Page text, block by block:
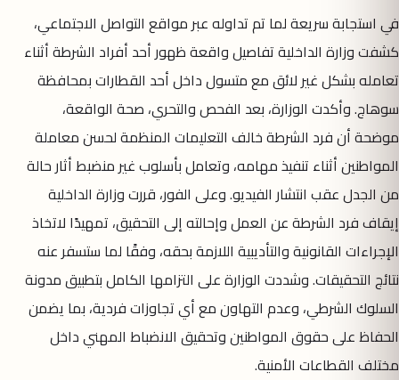
في استجابة سريعة لما تم تداوله عبر مواقع التواصل الاجتماعي،
كشفت وزارة الداخلية تفاصيل واقعة ظهور أحد أفراد الشرطة أثناء
تعامله بشكل غير لائق مع متسول داخل أحد القطارات بمحافظة
سوهاج. وأكدت الوزارة، بعد الفحص والتحري، صحة الواقعة،
موضحة أن فرد الشرطة خالف التعليمات المنظمة لحسن معاملة
المواطنين أثناء تنفيذ مهامه، وتعامل بأسلوب غير منضبط أثار حالة
من الجدل عقب انتشار الفيديو. وعلى الفور، قررت وزارة الداخلية
إيقاف فرد الشرطة عن العمل وإحالته إلى التحقيق، تمهيدًا لاتخاذ
الإجراءات القانونية والتأديبية اللازمة بحقه، وفقًا لما ستسفر عنه
نتائج التحقيقات. وشددت الوزارة على التزامها الكامل بتطبيق مدونة
السلوك الشرطي، وعدم التهاون مع أي تجاوزات فردية، بما يضمن
الحفاظ على حقوق المواطنين وتحقيق الانضباط المهني داخل
مختلف القطاعات الأمنية.